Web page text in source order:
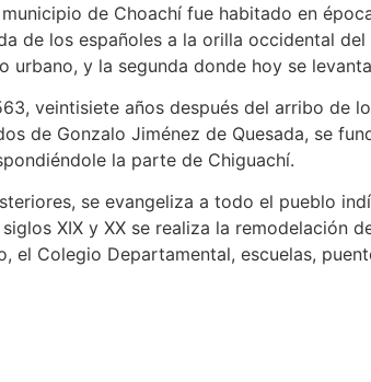
de Choachí fue habitado en
de los españoles a la orilla occidental
y la segunda donde hoy se
veintisiete años después del arribo de
de Gonzalo Jiménez de Quesada, se
la parte de Chiguachí.
se evangeliza a todo el pueblo
XIX y XX se realiza la
el Colegio Departamental, escuelas,